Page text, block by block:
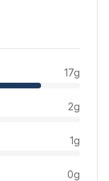
17g
2g
1g
0g